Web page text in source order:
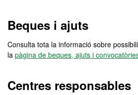
Beques i ajuts
Consulta tota la informació sobre
la pàgina de beques, ajuts i
Centres responsables